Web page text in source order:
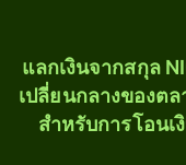
แลกเงินจากสกุล
เปลี่ยนกลางของต
สำหรับการโอนเ